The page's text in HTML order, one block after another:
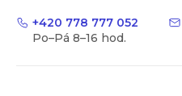
+420 778 777 052